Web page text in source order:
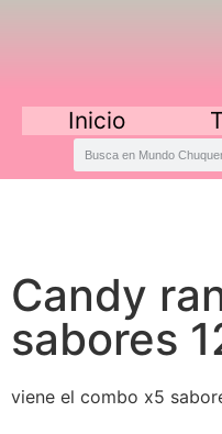
Inicio
Candy
sabores
viene el combo x5